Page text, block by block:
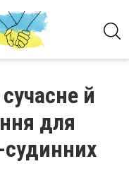
й
для
судинних